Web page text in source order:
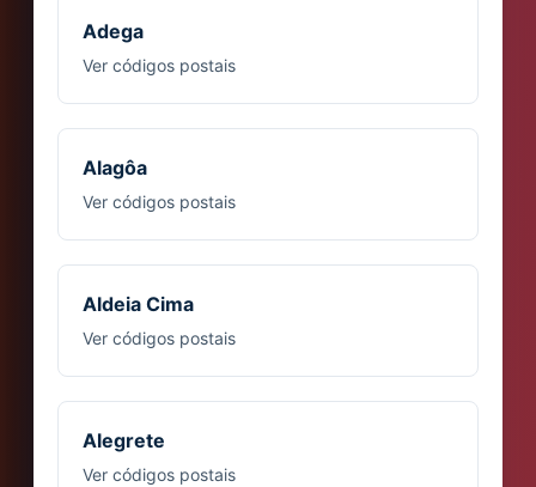
Adega
Ver códigos postais
Alagôa
Ver códigos postais
Aldeia Cima
Ver códigos postais
Alegrete
Ver códigos postais